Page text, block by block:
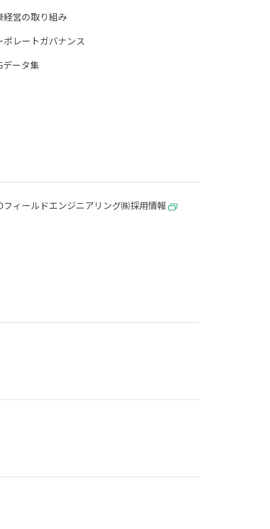
経営の取り組み
ポレートガバナンス
データ集
フィールドエンジニアリング㈱採用情報